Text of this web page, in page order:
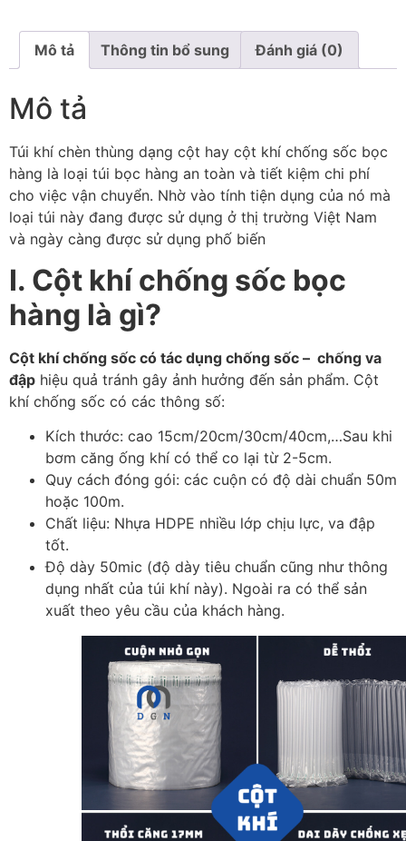
Mô tả Thông tin bổ sung Đánh giá (0)
Mô tả
Túi khí chèn thùng dạng cột hay cột khí chống sốc bọc
hàng là loại túi bọc hàng an toàn và tiết kiệm chi phí
cho việc vận chuyển. Nhờ vào tính tiện dụng của nó mà
loại túi này đang được sử dụng ở thị trường Việt Nam
và ngày càng được sử dụng phố biến
I. Cột khí chống sốc bọc
hàng là gì?
Cột khí chống sốc có tác dụng chống sốc – chống va
đập hiệu quả tránh gây ảnh hưởng đến sản phẩm. Cột
khí chống sốc có các thông số:
Kích thước: cao 15cm/20cm/30cm/40cm,…Sau khi
bơm căng ống khí có thể co lại từ 2-5cm.
Quy cách đóng gói: các cuộn có độ dài chuẩn 50m
hoặc 100m.
Chất liệu: Nhựa HDPE nhiều lớp chịu lực, va đập
tốt.
Độ dày 50mic (độ dày tiêu chuẩn cũng như thông
dụng nhất của túi khí này). Ngoài ra có thể sản
xuất theo yêu cầu của khách hàng.